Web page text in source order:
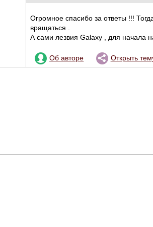
Огромное спасибо за ответы !!!
вращаться .
А сами лезвия Galaxy , для начала
Об авторе Открыть